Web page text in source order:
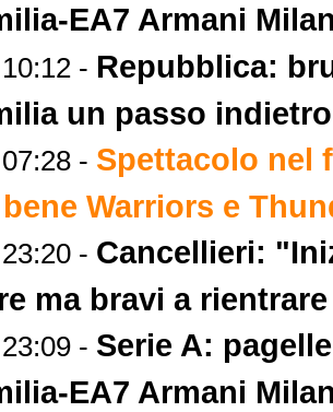
EA7 Armani
- Repubblica:
un passo indietro
- Spettacolo nel
Warriors e
- Cancellieri:
ma bravi a
- Serie A:
EA7 Armani